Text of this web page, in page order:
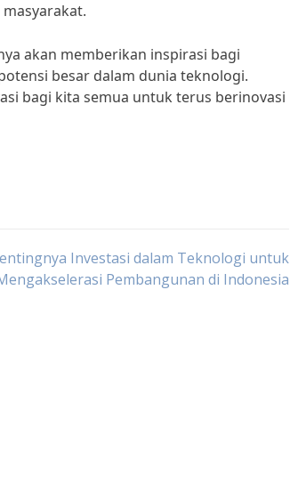
akan memberikan inspirasi bagi
besar dalam dunia teknologi.
bagi kita semua untuk terus berinovasi
Investasi dalam Teknologi untuk
Pembangunan di Indonesia